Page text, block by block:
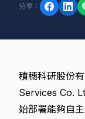
分享 ：
積穗科研股份
Services Co.
始部署能夠自